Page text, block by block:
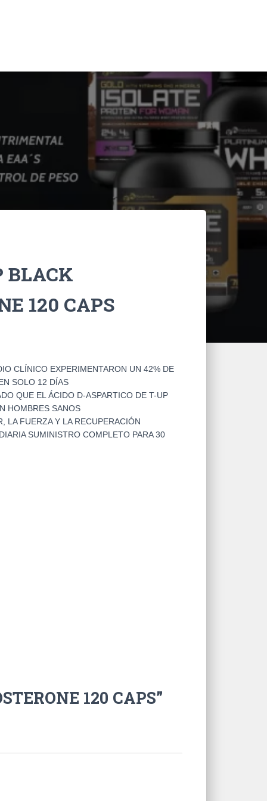
BLACK
120 CAPS
CLÍNICO EXPERIMENTARON UN 42% DE
SOLO 12 DÍAS
QUE EL ÁCIDO D-ASPARTICO DE T-UP
HOMBRES SANOS
LA FUERZA Y LA RECUPERACIÓN
SUMINISTRO COMPLETO PARA 30
120 CAPS”